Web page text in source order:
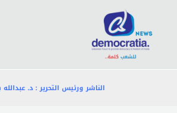
المحتوى
الناشر ورئيس التحرير : د. عبدالله